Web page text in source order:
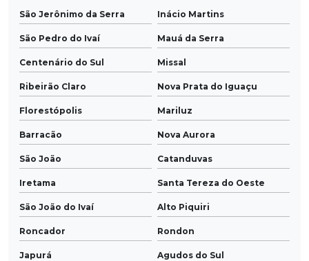
São Jerônimo da Serra Inácio Martins
São Pedro do Ivaí Mauá da Serra
Centenário do Sul Missal
Ribeirão Claro Nova Prata do Iguaçu
Florestópolis Mariluz
Barracão Nova Aurora
São João Catanduvas
Iretama Santa Tereza do Oeste
São João do Ivaí Alto Piquiri
Roncador Rondon
Japurá Agudos do Sul